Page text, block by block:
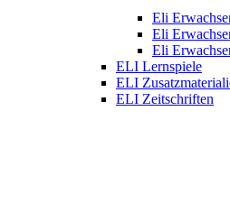
Eli
Eli
Eli
ELI Lernspiele
ELI
ELI Zeitschriften